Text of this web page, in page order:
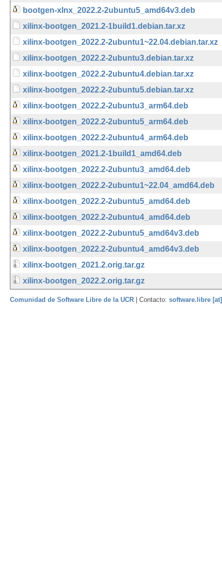
bootgen-xlnx_2022.2-2ubuntu5_amd64v3.deb
xilinx-bootgen_2021.2-1build1.debian.tar.xz
xilinx-bootgen_2022.2-2ubuntu1~22.04.debian.tar.xz
xilinx-bootgen_2022.2-2ubuntu3.debian.tar.xz
xilinx-bootgen_2022.2-2ubuntu4.debian.tar.xz
xilinx-bootgen_2022.2-2ubuntu5.debian.tar.xz
xilinx-bootgen_2022.2-2ubuntu3_arm64.deb
xilinx-bootgen_2022.2-2ubuntu5_arm64.deb
xilinx-bootgen_2022.2-2ubuntu4_arm64.deb
xilinx-bootgen_2021.2-1build1_amd64.deb
xilinx-bootgen_2022.2-2ubuntu3_amd64.deb
xilinx-bootgen_2022.2-2ubuntu1~22.04_amd64.deb
xilinx-bootgen_2022.2-2ubuntu5_amd64.deb
xilinx-bootgen_2022.2-2ubuntu4_amd64.deb
xilinx-bootgen_2022.2-2ubuntu5_amd64v3.deb
xilinx-bootgen_2022.2-2ubuntu4_amd64v3.deb
xilinx-bootgen_2021.2.orig.tar.gz
xilinx-bootgen_2022.2.orig.tar.gz
Comunidad de Software Libre de la UCR | Contacto: software.libre